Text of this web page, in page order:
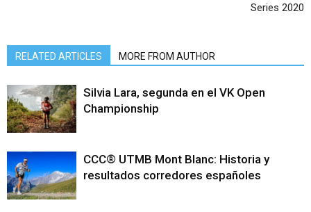
Series 2020
RELATED ARTICLES MORE FROM AUTHOR
Silvia Lara, segunda en el VK Open
Championship
CCC® UTMB Mont Blanc: Historia y
resultados corredores españoles